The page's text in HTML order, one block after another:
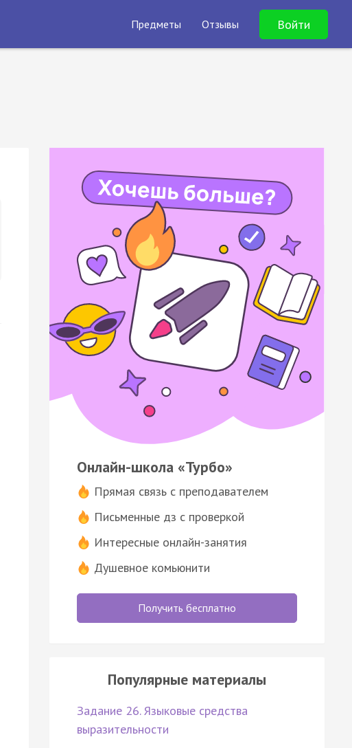
Предметы Отзывы Войти
Онлайн-школа «Турбо»
Прямая связь с преподавателем
Письменные дз с проверкой
Интересные онлайн-занятия
Душевное комьюнити
Получить бесплатно
Популярные материалы
Задание 26. Языковые средства
выразительности